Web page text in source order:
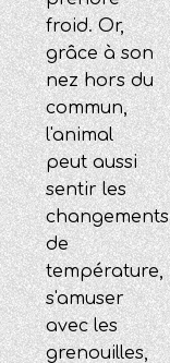
froid. Or,
grâce à son
nez hors du
commun,
l'animal
peut aussi
sentir les
changements
de
température,
s'amuser
avec les
grenouilles,